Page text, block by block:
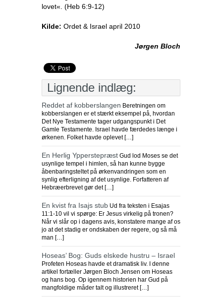
lovet«. (Heb 6:9-12)
Kilde: Ordet & Israel april 2010
Jørgen Bloch
Lignende indlæg:
Reddet af kobberslangen Beretningen om
kobberslangen er et stærkt eksempel på, hvordan
Det Nye Testamente tager udgangspunkt i Det
Gamle Testamente. Israel havde færdedes længe i
ørkenen. Folket havde oplevet […]
En Herlig Ypperstepræst Gud lod Moses se det
usynlige tempel i himlen, så han kunne bygge
åbenbaringsteltet på ørkenvandringen som en
synlig efterligning af det usynlige. Forfatteren af
Hebræerbrevet gør det […]
En kvist fra Isajs stub Ud fra teksten i Esajas
11:1-10 vil vi spørge: Er Jesus virkelig på tronen?
Når vi slår op i dagens avis, konstatere mange af os
jo at det stadig er ondskaben der regere, og så må
man […]
Hoseas’ Bog: Guds elskede hustru – Israel
Profeten Hoseas havde et dramatisk liv. I denne
artikel fortæller Jørgen Bloch Jensen om Hoseas
og hans bog. Op igennem historien har Gud på
mangfoldige måder talt og illustreret […]